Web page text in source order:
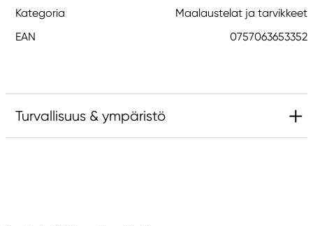
Kategoria
Maalaustelat ja tarvikkeet
EAN
0757063653352
Turvallisuus & ympäristö